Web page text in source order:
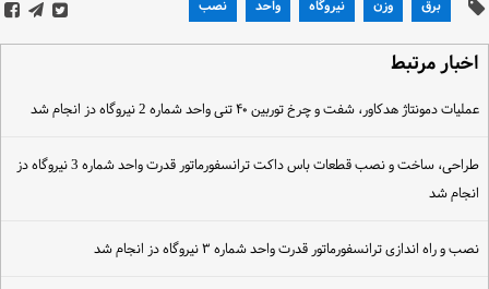
برق وزن نیروگاه واحد نصب
اخبار مرتبط
عملیات دمونتاژ هدکاور، شفت و چرخ توربین ۴۰ تنی واحد شماره 2 نیروگاه دز انجام شد
طراحی، ساخت و نصب قطعات باس داکت ترانسفورماتور قدرت واحد شماره 3 نیروگاه دز
انجام شد
نصب و راه اندازی ترانسفورماتور قدرت واحد شماره ۳ نیروگاه دز انجام شد